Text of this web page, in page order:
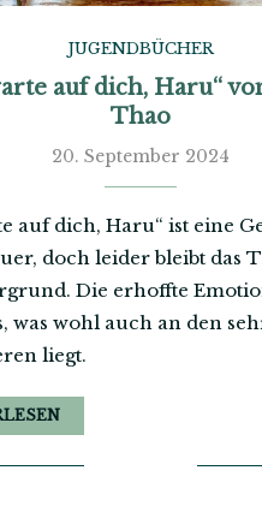
JUGENDBÜCHER
auf dich, Haru“
Thao
20. September 2024
auf dich, Haru“ ist eine
doch leider bleibt das
Die erhoffte
was wohl auch an den
liegt.